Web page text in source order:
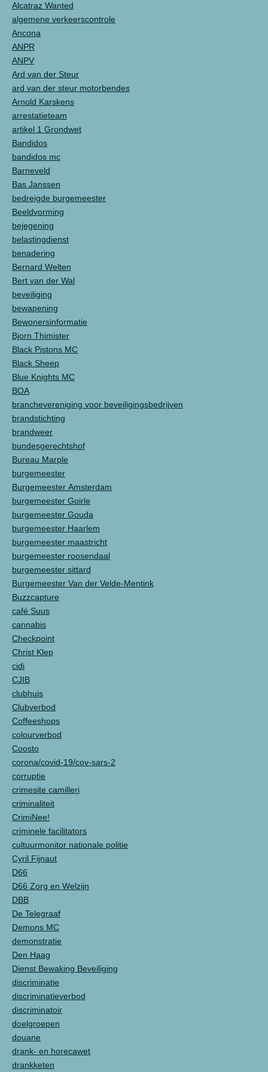
Alcatraz Wanted
algemene verkeerscontrole
Ancona
ANPR
ANPV
Ard van der Steur
ard van der steur motorbendes
Arnold Karskens
arrestatieteam
artikel 1 Grondwet
Bandidos
bandidos mc
Barneveld
Bas Janssen
bedreigde burgemeester
Beeldvorming
bejegening
belastingdienst
benadering
Bernard Welten
Bert van der Wal
beveiliging
bewapening
Bewonersinformatie
Bjorn Thimister
Black Pistons MC
Black Sheep
Blue Knights MC
BOA
branchevereniging voor beveiligingsbedrijven
brandstichting
brandweer
bundesgerechtshof
Bureau Marple
burgemeester
Burgemeester Amsterdam
burgemeester Goirle
burgemeester Gouda
burgemeester Haarlem
burgemeester maastricht
burgemeester roosendaal
burgemeester sittard
Burgemeester Van der Velde-Mentink
Buzzcapture
café Suus
cannabis
Checkpoint
Christ Klep
cidi
CJIB
clubhuis
Clubverbod
Coffeeshops
colourverbod
Coosto
corona/covid-19/cov-sars-2
corruptie
crimesite camilleri
criminaliteit
CrimiNee!
criminele facilitators
cultuurmonitor nationale politie
Cyril Fijnaut
D66
D66 Zorg en Welzijn
DBB
De Telegraaf
Demons MC
demonstratie
Den Haag
Dienst Bewaking Beveiliging
discriminatie
discriminatieverbod
discriminatoir
doelgroepen
douane
drank- en horecawet
drankketen